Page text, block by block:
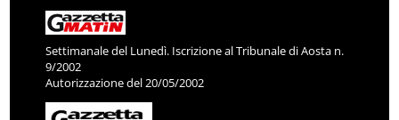
Settimanale del Lunedì. Iscrizione al Tribunale di Aosta n.
9/2002
Autorizzazione del 20/05/2002